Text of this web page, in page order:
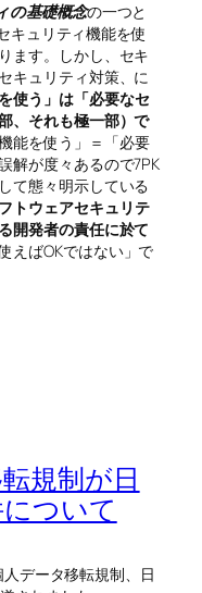
の基礎概念の一つと
キュリティ機能を使
ます。しかし、セキ
キュリティ対策、に
使う」は「必要なセ
、それも極一部）で
能を使う」＝「必要
解が度々あるので7PK
て態々明示している
トウェアセキュリテ
開発者の責任に於て
ばOKではない」で
規制が日
ついて
データ移転規制、日